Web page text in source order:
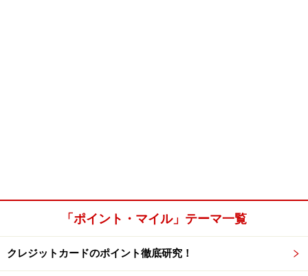
「ポイント・マイル」テーマ一覧
クレジットカードのポイント徹底研究！